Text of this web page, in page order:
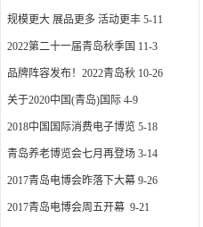
规模更大 展品更多 活动更丰 5-11
2022第二十一届青岛秋季国 11-3
品牌阵容发布！2022青岛秋 10-26
关于2020中国(青岛)国际 4-9
2018中国国际消费电子博览 5-18
青岛养老博览会七月再登场 3-14
2017青岛电博会昨落下大幕 9-26
2017青岛电博会周五开幕 9-21